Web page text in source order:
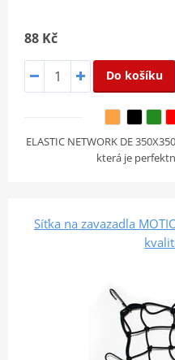
88 Kč
Do košíku
ELASTIC NETWORK DE
která je
Síťka na zavazadla